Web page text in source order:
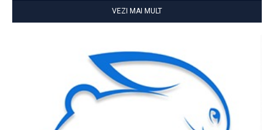
VEZI MAI MULT